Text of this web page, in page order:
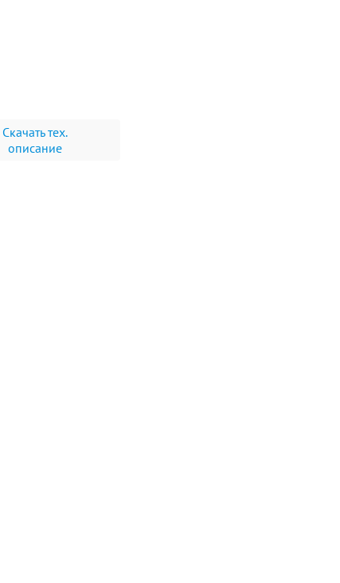
Скачать тех.
описание